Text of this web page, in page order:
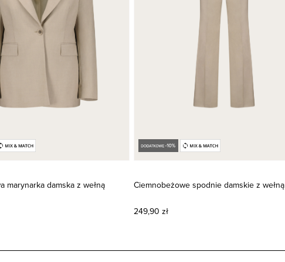
marynarka damska z wełną Ciemnobeżowe spodnie damskie z wełną
249,90 zł